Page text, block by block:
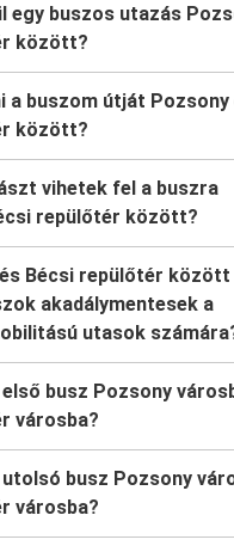
egy buszos utazás
között?
a buszom útját Pozsony
között?
vihetek fel a buszra
repülőtér között?
Bécsi repülőtér között
akadálymentesek a
utasok
busz Pozsony
városba?
busz Pozsony
városba?